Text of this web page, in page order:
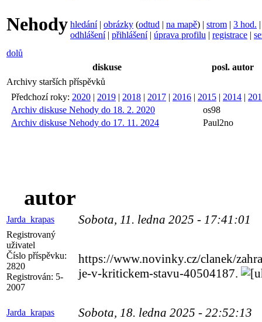
Nehody
dolů
hledání| obrázky (odtud | na mapě) | strom | 3 hod.
odhlášení| přihlášení| úprava profilu | registrace |
diskuse
posl. autor
Archivy starších příspěvků
Předchozí roky: 2020 | 2019 | 2018 | 2017 | 2016 | 2015 | 2014 |
Archiv diskuse Nehody do 18. 2. 2020
os98
Archiv diskuse Nehody do 17. 11. 2024
Paul2no
autor
Jarda_krapas Sobota, 11. ledna 2025 - 17:41:01
Registrovaný
uživatel
Číslo příspěvku:
2820
Registrován: 5-
2007
https://www.novinky.cz/clanek/
je-v-kritickem-stavu-40504187.
Jarda_krapas Sobota, 18. ledna 2025 - 22:52:13